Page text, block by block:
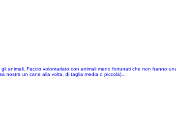
Faccio volontariato con animali meno fortunati che non hanno
nostra un cane alla volta, di taglia media o piccola)...